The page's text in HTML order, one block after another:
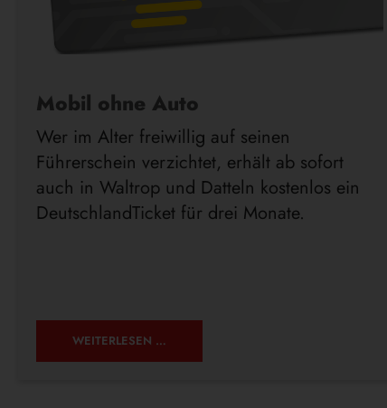
Mobil ohne Auto
Wer im Alter freiwillig auf seinen
Führerschein verzichtet, erhält ab sofort
auch in Waltrop und Datteln kostenlos ein
DeutschlandTicket für drei Monate.
WEITERLESEN …